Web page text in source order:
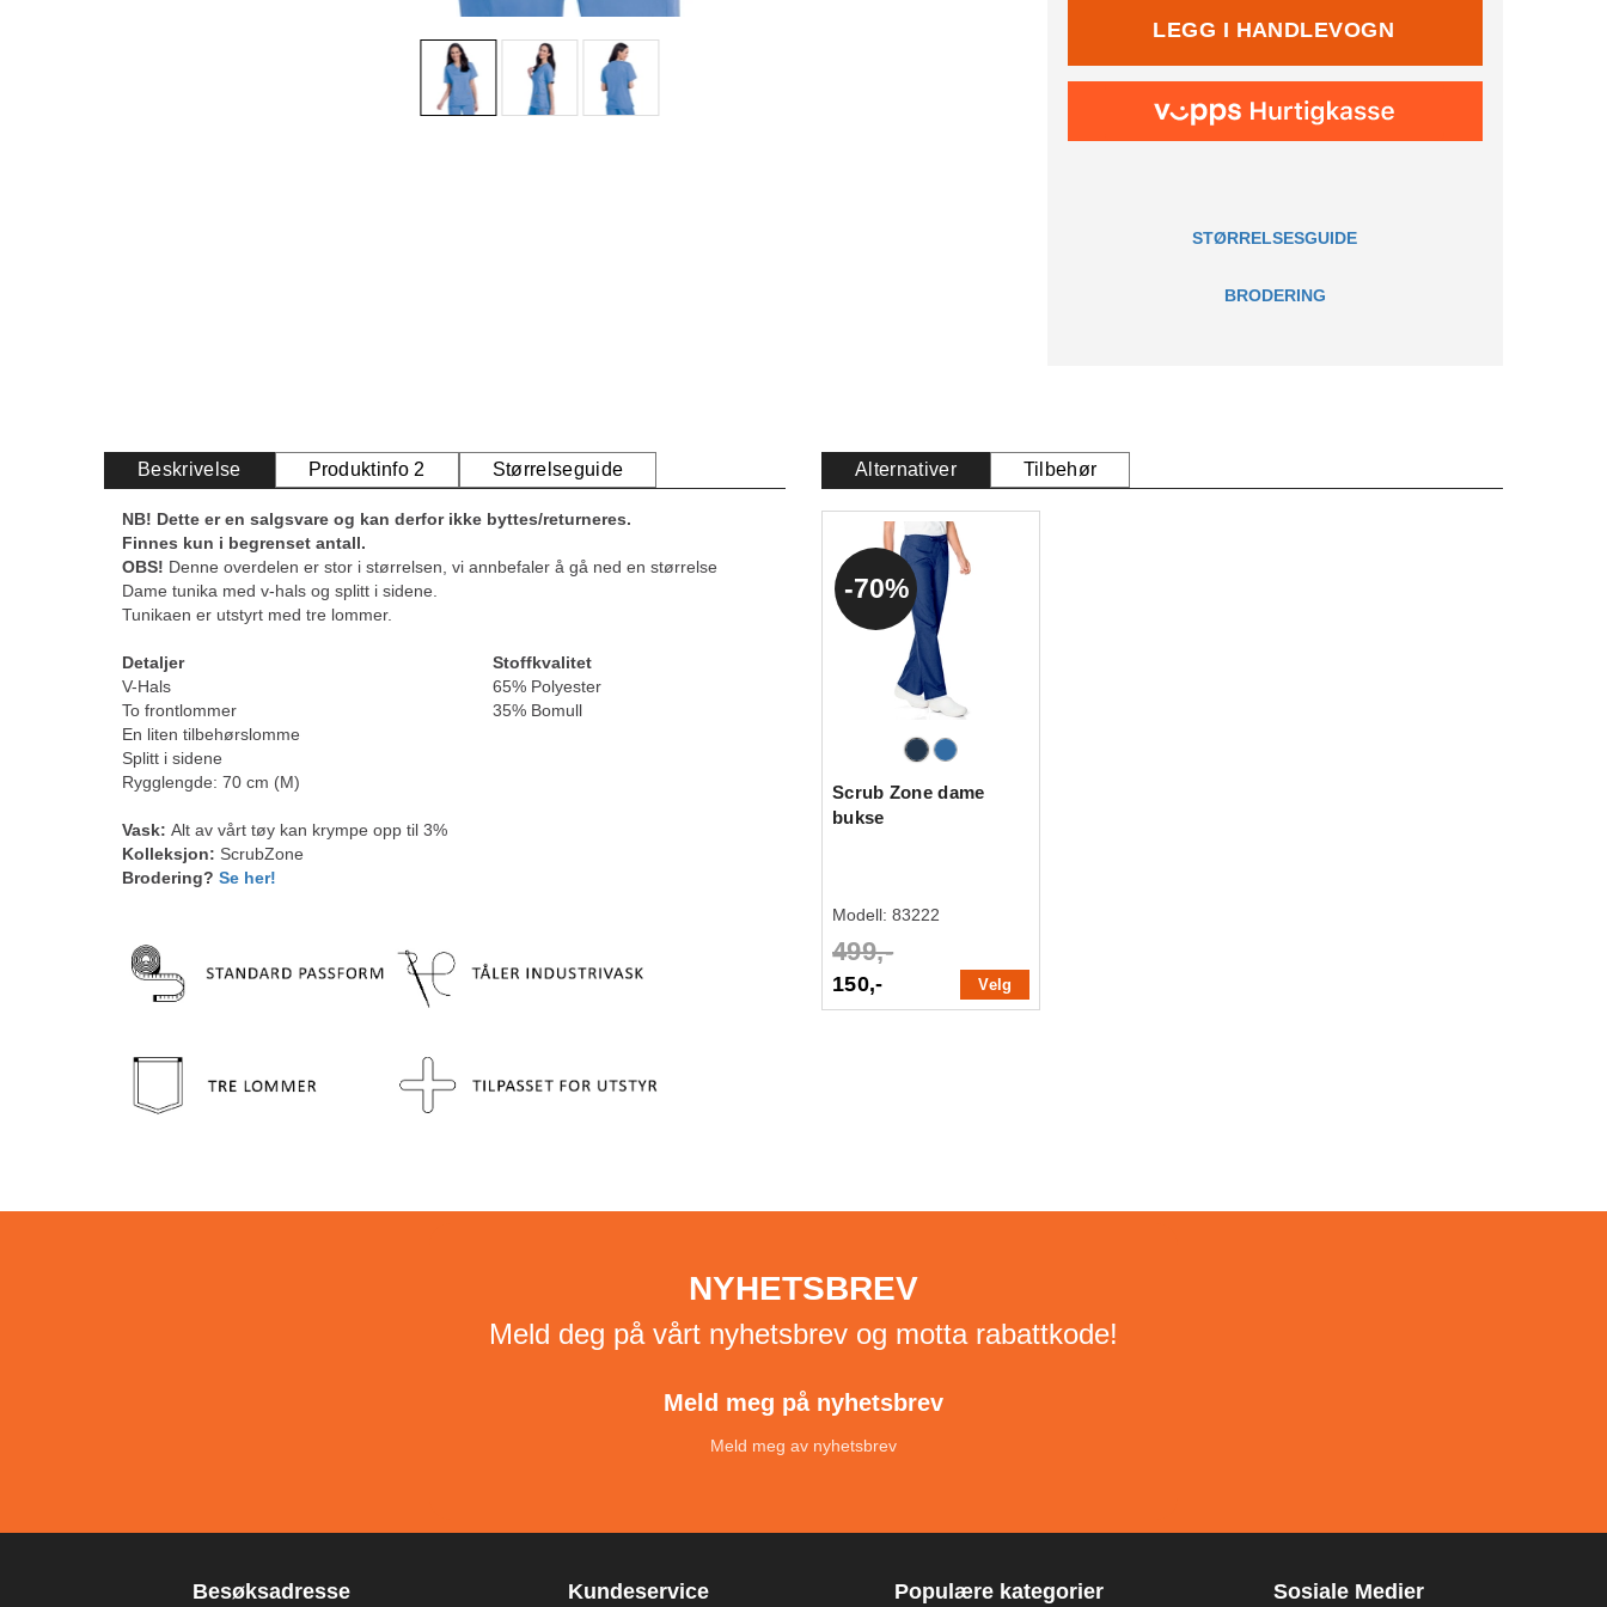
STØRRELSESGUIDE
BRODERING
Beskrivelse Produktinfo 2 Størrelseguide
NB! Dette er en salgsvare og kan derfor ikke byttes/returneres.
Finnes kun i begrenset antall.
OBS! Denne overdelen er stor i størrelsen, vi annbefaler å gå ned en størrelse
Dame tunika med v-hals og splitt i sidene.
Tunikaen er utstyrt med tre lommer.
Detaljer
Stoffkvalitet
V-Hals
65% Polyester
To frontlommer
35% Bomull
En liten tilbehørslomme
Splitt i sidene
Rygglengde: 70 cm (M)
Vask: Alt av vårt tøy kan krympe opp til 3%
Kolleksjon: ScrubZone
Brodering? Se her!
Alternativer Tilbehør
70%
Scrub Zone dame
bukse
Modell: 83222
499,-
150,- Velg
NYHETSBREV
Meld deg på vårt nyhetsbrev og motta rabattkode!
Meld meg på nyhetsbrev
Meld meg av nyhetsbrev
Besøksadresse Kundeservice Populære kategorier Sosiale Medier